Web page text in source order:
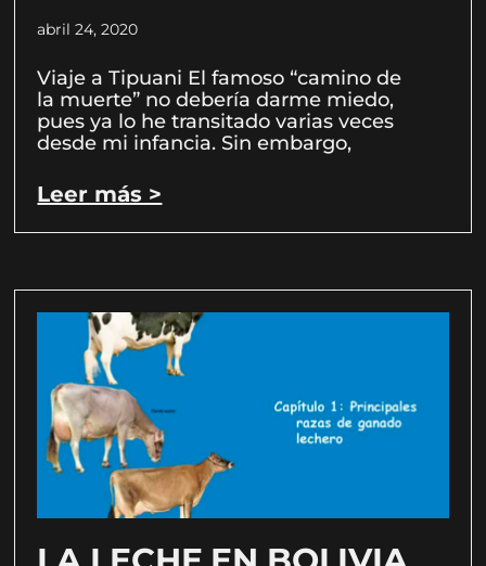
abril 24, 2020
Viaje a Tipuani El famoso “camino de
la muerte” no debería darme miedo,
pues ya lo he transitado varias veces
desde mi infancia. Sin embargo,
Leer más >